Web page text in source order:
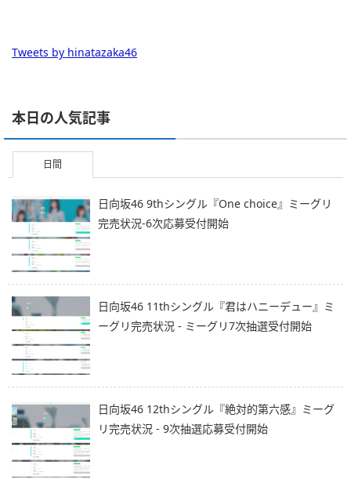
Tweets by hinatazaka46
本日の人気記事
日間
日向坂46 9thシングル『One choice』ミーグリ
完売状況-6次応募受付開始
日向坂46 11thシングル『君はハニーデュー』ミ
ーグリ完売状況 - ミーグリ7次抽選受付開始
日向坂46 12thシングル『絶対的第六感』ミーグ
リ完売状況 - 9次抽選応募受付開始